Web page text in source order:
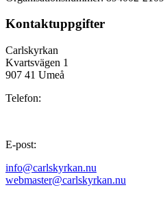
Kontaktuppgifter
Carlskyrkan
Kvartsvägen 1
907 41 Umeå
Telefon:
E-post:
info@carlskyrkan.nu
webmaster@carlskyrkan.nu